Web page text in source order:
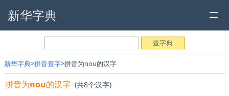
新华字典
新华字典 拼音查字 拼音为nou的汉字
拼音为nou的汉字 (共8个汉字)